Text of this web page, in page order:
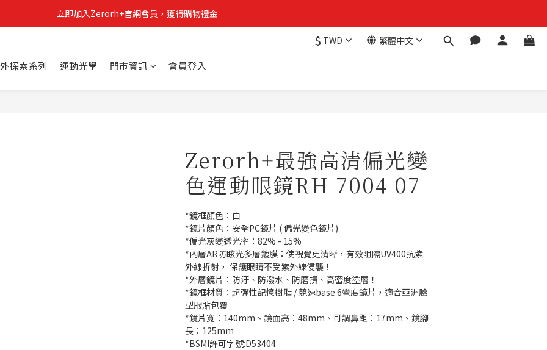
立即加入Zerorh+官網會員，獲得購物禮金
立即加入Zerorh+官網會員，獲得購物禮金
立即加入Zerorh+官網會員，獲得購物禮金
$ TWD 繁體中文
探索系列 運動光學 門市資訊 會員登入
Zerorh+最強高清偏光變
色運動眼鏡RH 7004 07
*鏡框顏色：白
*鏡片顏色：安全PC鏡片 ( 偏光變色鏡片)
*偏光灰變透光率：82% - 15%
*內層AR防眩光多層鍍膜：使視覺更清晰，有效阻隔UV400抗紫
外線折射， 保護眼睛不受紫外線侵襲！
*外層鏡片：防汙、防潑水、防磨損、高密度塗層！
*鏡框材質：超彈性記憶樹脂 / 競速base 6彎度鏡片，適合亞洲臉
型服貼包覆
*鏡片寬：140mm、鏡面高：48mm、可調鼻距：17mm、鏡腳
長：125mm
*BSMI許可字號:D53404